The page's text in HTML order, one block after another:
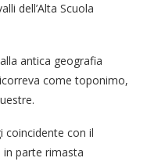
dell’Alta Scuola
antica geografia
come toponimo,
coincidente con il
parte rimasta